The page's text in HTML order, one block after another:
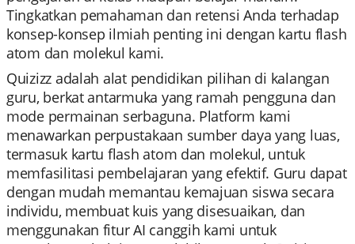
Tingkatkan pemahaman dan retensi Anda terhadap
konsep-konsep ilmiah penting ini dengan kartu flash
atom dan molekul kami.
Quizizz adalah alat pendidikan pilihan di kalangan
guru, berkat antarmuka yang ramah pengguna dan
mode permainan serbaguna. Platform kami
menawarkan perpustakaan sumber daya yang luas,
termasuk kartu flash atom dan molekul, untuk
memfasilitasi pembelajaran yang efektif. Guru dapat
dengan mudah memantau kemajuan siswa secara
individu, membuat kuis yang disesuaikan, dan
menggunakan fitur AI canggih kami untuk